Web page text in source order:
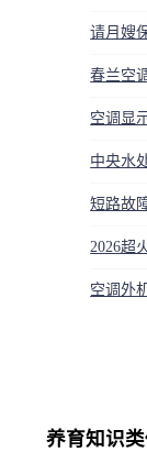
春兰空
空调显
空调外
养育知识